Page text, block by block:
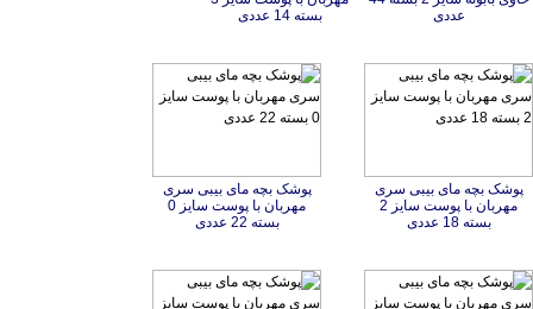
عددی
بسته 14 عددی
پوشک بچه مای بیبی سری
مهربان با پوست سایز 2
بسته 18 عددی
پوشک بچه مای بیبی سری
مهربان با پوست سایز 0
بسته 22 عددی